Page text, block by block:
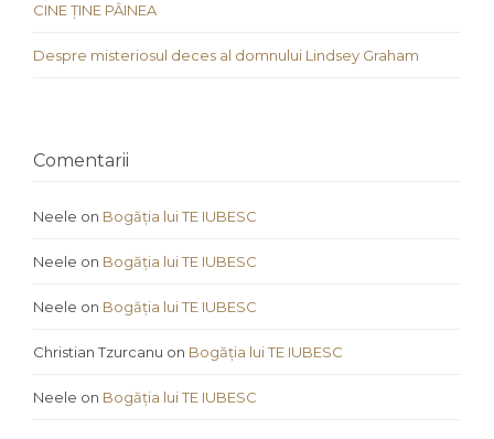
CINE ȚINE PÂINEA
Despre misteriosul deces al domnului Lindsey Graham
Comentarii
Neele on Bogăția lui TE IUBESC
Neele on Bogăția lui TE IUBESC
Neele on Bogăția lui TE IUBESC
Christian Tzurcanu on Bogăția lui TE IUBESC
Neele on Bogăția lui TE IUBESC